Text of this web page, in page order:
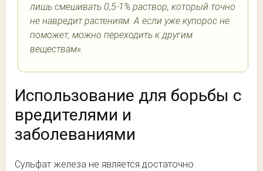
лишь смешивать 0,5-1% раствор, который точно
не навредит растениям. А если уже купорос не
поможет, можно переходить к другим
веществам».
Использование для борьбы с
вредителями и
заболеваниями
Сульфат железа не является достаточно